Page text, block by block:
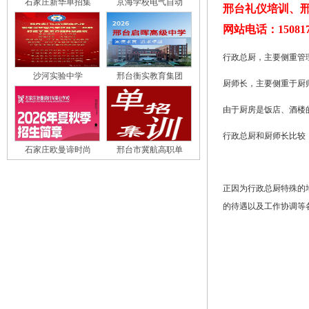
石家庄新华单招集 京海学校电气自动
沙河实验中学 邢台衡实教育集团
石家庄欧曼谛时尚 邢台市冀航高职单
邢台礼仪培训、
网站电话：
行政总厨，主要侧重管
厨师长，主要侧重于
由于厨房是饭店、酒
行政总厨和厨师长比较
正因为行政总厨特殊的
的待遇以及工作协调等